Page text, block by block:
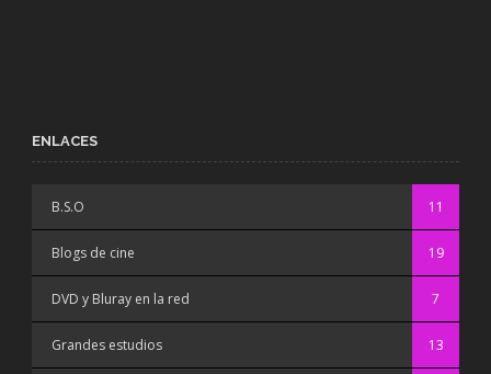
ENLACES
B.S.O 11
Blogs de cine 19
DVD y Bluray en la red 7
Grandes estudios 13